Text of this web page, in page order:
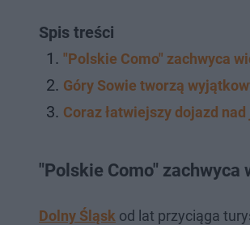
Spis treści
"Polskie Como" zachwyca
Góry Sowie tworzą
Coraz łatwiejszy dojazd
"Polskie Como" zachwyca
Dolny Śląsk od lat przyciąga